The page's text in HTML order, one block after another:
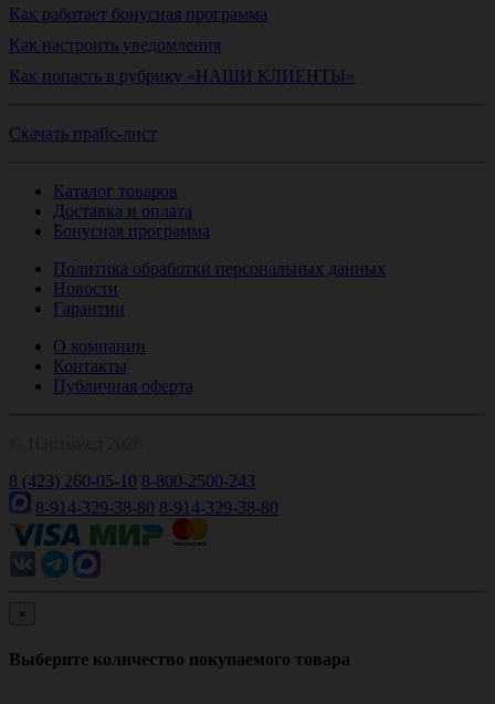
Как работает бонусная программа
Как настроить уведомления
Как попасть в рубрику «НАШИ КЛИЕНТЫ»
Скачать прайс-лист
Каталог товаров
Доставка и оплата
Бонусная программа
Политика обработки персональных данных
Новости
Гарантии
О компании
Контакты
Публичная оферта
8 (423) 260-05-10 8-800-2500-243
8-914-329-38-80 8-914-329-38-80
×
Выберите количество покупаемого товара